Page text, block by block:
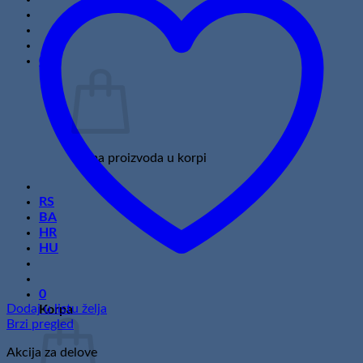
0
Nema proizvoda u korpi
RS
BA
HR
HU
0
Korpa
Dodaj u listu želja
Brzi pregled
Akcija za delove